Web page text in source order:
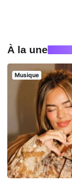
À la une
Musique